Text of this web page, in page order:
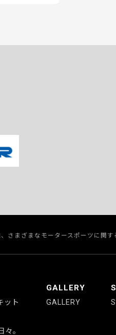
まざまなモータースポーツに関す
ット
々。
GALLERY
GALLERY